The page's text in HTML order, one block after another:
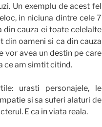
Un exemplu de acest fel
in niciuna dintre cele 7
din cauza ei toate celelalte
din oameni si ca din cauza
vor avea un destin pe care
ce am simtit citind.
urasti personajele, le
si sa suferi alaturi de
E ca in viata reala.